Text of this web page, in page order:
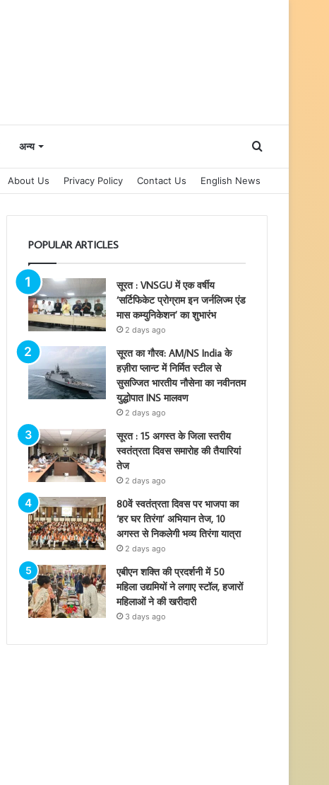
अन्य Search
About Us Privacy Policy Contact Us English News
POPULAR ARTICLES
सूरत : VNSGU में एक वर्षीय
‘सर्टिफिकेट प्रोग्राम इन जर्नलिज्म एंड
मास कम्युनिकेशन’ का शुभारंभ
2 days ago
सूरत का गौरव: AM/NS India के
हज़ीरा प्लान्ट में निर्मित स्टील से
सुसज्जित भारतीय नौसेना का नवीनतम
युद्धोपात INS मालवण
2 days ago
सूरत : 15 अगस्त के जिला स्तरीय
स्वतंत्रता दिवस समारोह की तैयारियां
तेज
2 days ago
80वें स्वतंत्रता दिवस पर भाजपा का
‘हर घर तिरंगा’ अभियान तेज, 10
अगस्त से निकलेगी भव्य तिरंगा यात्रा
2 days ago
एबीएन शक्ति की प्रदर्शनी में 50
महिला उद्यमियों ने लगाए स्टॉल, हजारों
महिलाओं ने की खरीदारी
3 days ago